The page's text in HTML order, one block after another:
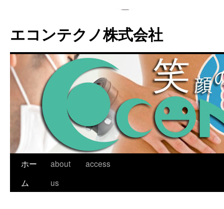
エコンテクノ株式会社
ホー
ム
about
us
access